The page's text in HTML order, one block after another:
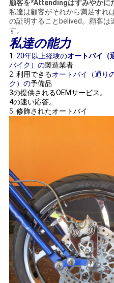
イ
バ
シ
ー
ポ
リ
顧客を*Attendingはすみやかに
私達は顧客がそれから満足すれ
の証明することbelived。顧客は
す。
私達の能力
1. 20年以上経験のオートバイ（
バイク）の製造業者
2. 利用できるオートバイ（通り
ク）の予備品
3の提供されるOEMサービス。
4の速い応答。
5. 修飾されたオートバイ